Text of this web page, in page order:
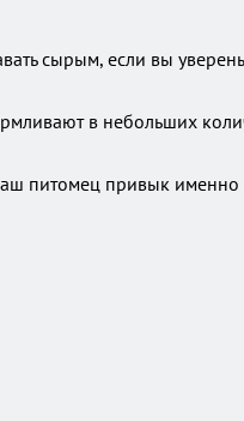
сырым, если вы
в небольших
питомец привык